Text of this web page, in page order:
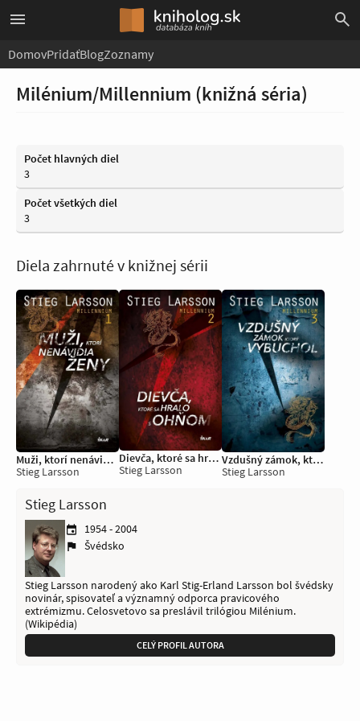
DomovPridaťBlogZoznamy
Milénium/Millennium (knižná séria)
Počet hlavných diel
3
Počet všetkých diel
3
Diela zahrnuté v knižnej sérii
Muži, ktorí nenávidia ženy
Stieg Larsson
Dievča, ktoré sa hralo s ohňom
Stieg Larsson
Vzdušný zámok, ktorý vybuchol
Stieg Larsson
Stieg Larsson
1954 - 2004
Švédsko
Stieg Larsson narodený ako Karl Stig-Erland Larsson bol švédsky
novinár, spisovateľ a významný odporca pravicového
extrémizmu. Celosvetovo sa preslávil trilógiou Milénium.
(Wikipédia)
CELÝ PROFIL AUTORA